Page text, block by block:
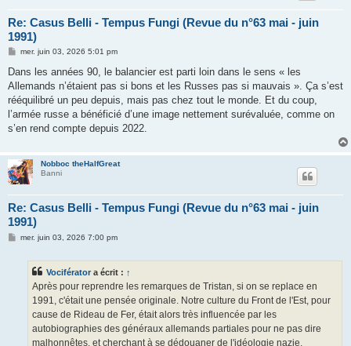
Re: Casus Belli - Tempus Fungi (Revue du n°63 mai - juin
1991)
M
s
a
g
mer. juin 03, 2026 5:01 pm
Dans les années 90, le balancier est parti loin dans le sens « les
Allemands n’étaient pas si bons et les Russes pas si mauvais ». Ça s’est
rééquilibré un peu depuis, mais pas chez tout le monde. Et du coup,
l’armée russe a bénéficié d’une image nettement surévaluée, comme on
s’en rend compte depuis 2022.
Nobboc theHalfGreat
Banni
Re: Casus Belli - Tempus Fungi (Revue du n°63 mai - juin
1991)
Mmer. juin 03, 2026 7:00 pm
Vociférator a écrit : ↑
Après pour reprendre les remarques de Tristan, si on se replace en
1991, c'était une pensée originale. Notre culture du Front de l'Est, pour
cause de Rideau de Fer, était alors très influencée par les
autobiographies des généraux allemands partiales pour ne pas dire
malhonnêtes, et cherchant à se dédouaner de l'idéologie nazie.